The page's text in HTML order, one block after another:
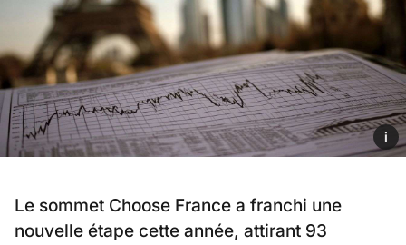
i
Le sommet Choose France a franchi une
nouvelle étape cette année, attirant 93